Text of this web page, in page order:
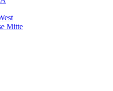
Mitte